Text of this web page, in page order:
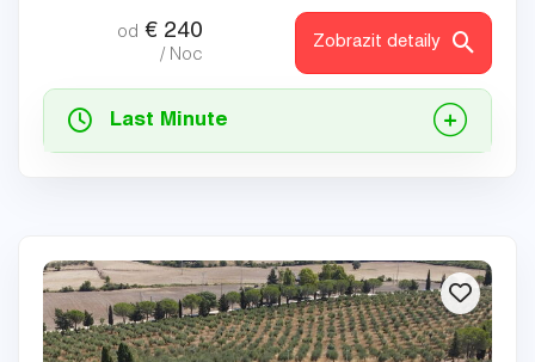
od € 240
/ Noc
Zobrazit detaily
Last Minute